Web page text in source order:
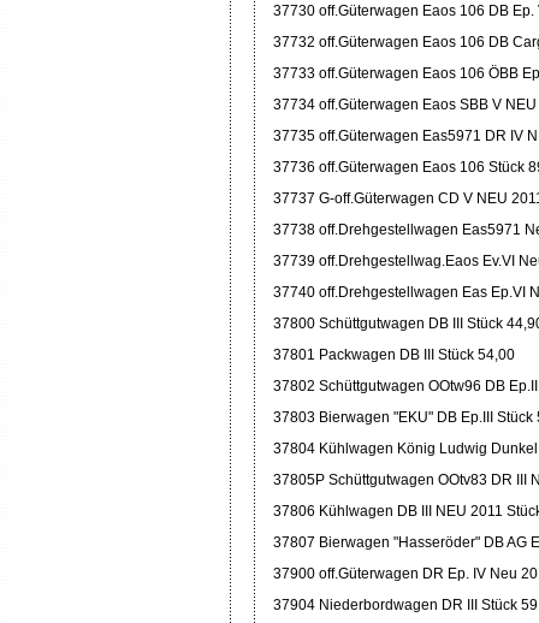
37730 off.Güterwagen Eaos 106 DB Ep.
37732 off.Güterwagen Eaos 106 DB
37733 off.Güterwagen Eaos 106 ÖBB
37734 off.Güterwagen Eaos SBB V
37735 off.Güterwagen Eas5971 DR IV
37736 off.Güterwagen Eaos 106 Stück
37737 G-off.Güterwagen CD V NEU
37738 off.Drehgestellwagen Eas5971
37739 off.Drehgestellwag.Eaos Ev.VI
37740 off.Drehgestellwagen Eas Ep.VI
37800 Schüttgutwagen DB III Stück
37801 Packwagen DB III Stück 54,00
37802 Schüttgutwagen OOtw96 DB
37803 Bierwagen "EKU" DB Ep.III Stück
37804 Kühlwagen König Ludwig
37805P Schüttgutwagen OOtv83 DR III
37806 Kühlwagen DB III NEU 2011
37807 Bierwagen "Hasseröder" DB AG
37900 off.Güterwagen DR Ep. IV Neu
37904 Niederbordwagen DR III Stück